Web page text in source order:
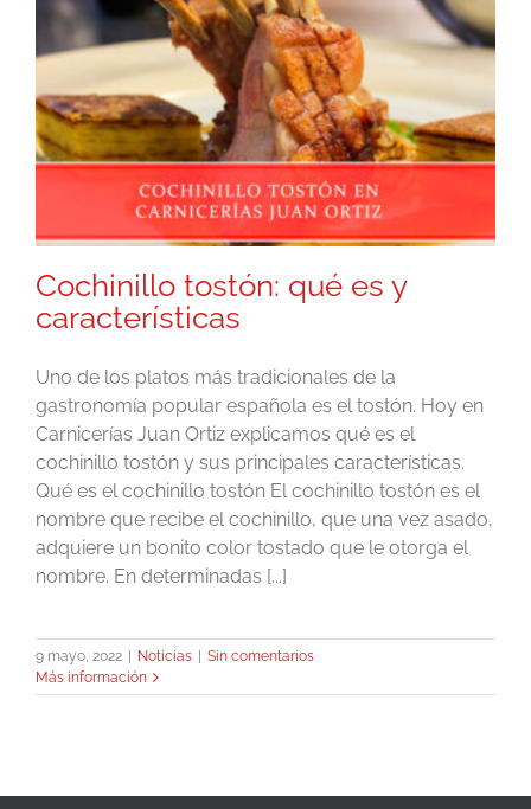
Cochinillo tostón: qué es y
características
Uno de los platos más tradicionales de la
gastronomía popular española es el tostón. Hoy en
Carnicerías Juan Ortiz explicamos qué es el
cochinillo tostón y sus principales características.
Qué es el cochinillo tostón El cochinillo tostón es el
nombre que recibe el cochinillo, que una vez asado,
adquiere un bonito color tostado que le otorga el
nombre. En determinadas [...]
9 mayo, 2022 Noticias
Sin comentarios
Más información